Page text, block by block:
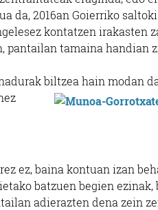
da, 2016an Goierriko
kontatzen irakasten
pantailan tamaina handian
biltzea hain modan
ez, baina kontuan izan
batzuen begien ezinak,
adierazten dena zein